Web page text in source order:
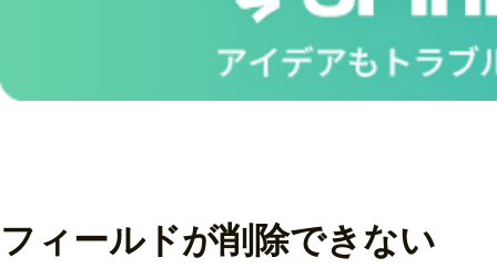
フィールドが削除できない